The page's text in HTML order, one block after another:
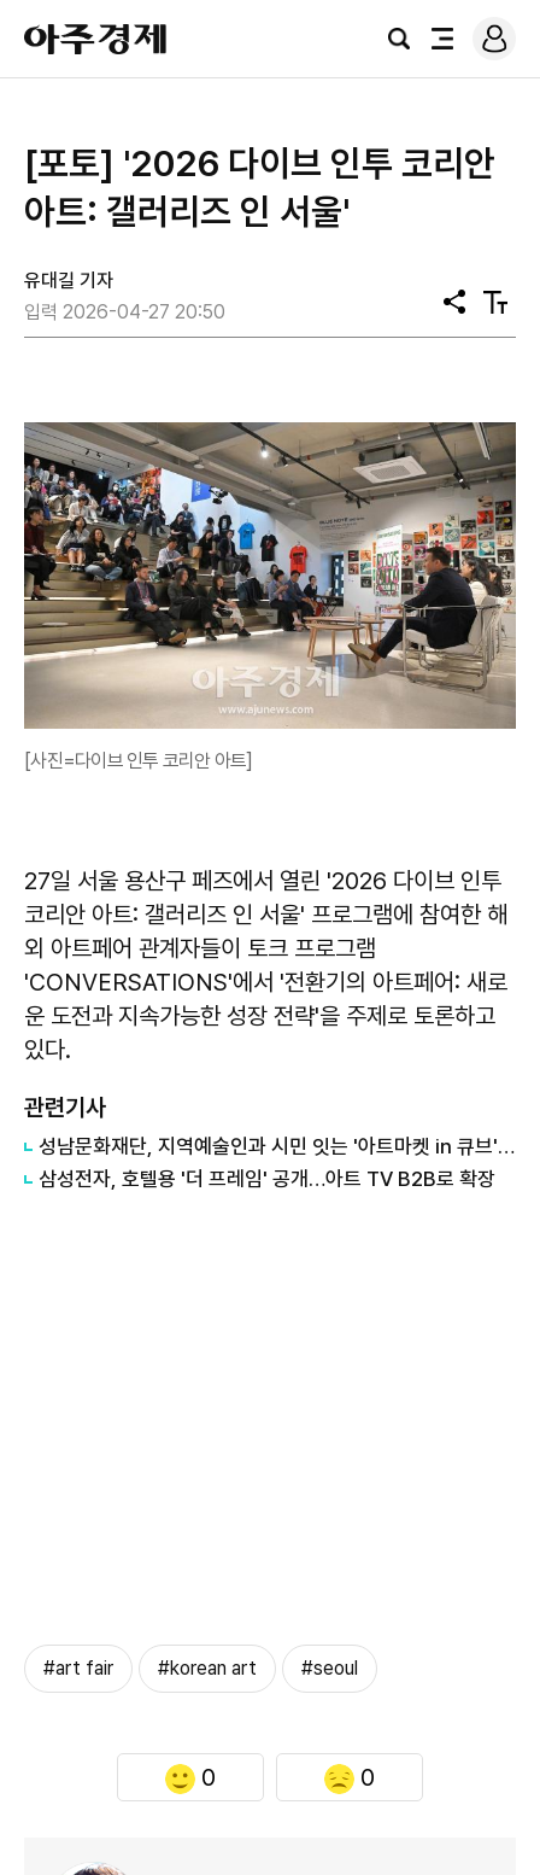
아
주
경
검
전
로
그
[포토] '2026 다이브 인투 코리안
아트: 갤러리즈 인 서울'
유대길 기자
입력 2026-04-27 20:50
공
유
텍
스
[사진=다이브 인투 코리안 아트]
27일 서울 용산구 페즈에서 열린 '2026 다이브 인투
코리안 아트: 갤러리즈 인 서울' 프로그램에 참여한 해
외 아트페어 관계자들이 토크 프로그램
'CONVERSATIONS'에서 '전환기의 아트페어: 새로
운 도전과 지속가능한 성장 전략'을 주제로 토론하고
있다.
관련기사
성남문화재단, 지역예술인과 시민 잇는 '아트마켓 in 큐브' 운영
삼성전자, 호텔용 '더 프레임' 공개…아트 TV B2B로 확장
#art fair #korean art #seoul
0 0